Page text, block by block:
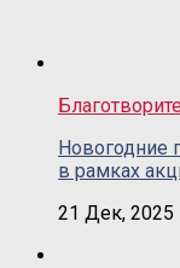
Новогодние
в рамках
21 Дек, 2025